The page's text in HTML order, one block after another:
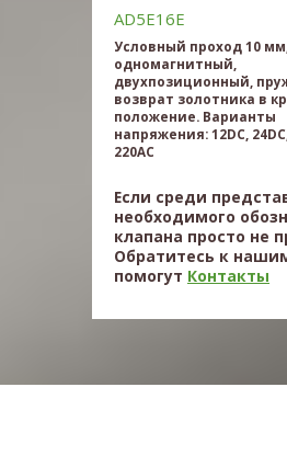
AD5E16E
Условный проход 10
одномагнитный,
двухпозиционный,
возврат золотника в
положение. Варианты
напряжения: 12DC,
220AC
Если среди
необходимого
клапана просто не
Обратитесь к
помогут Контакты